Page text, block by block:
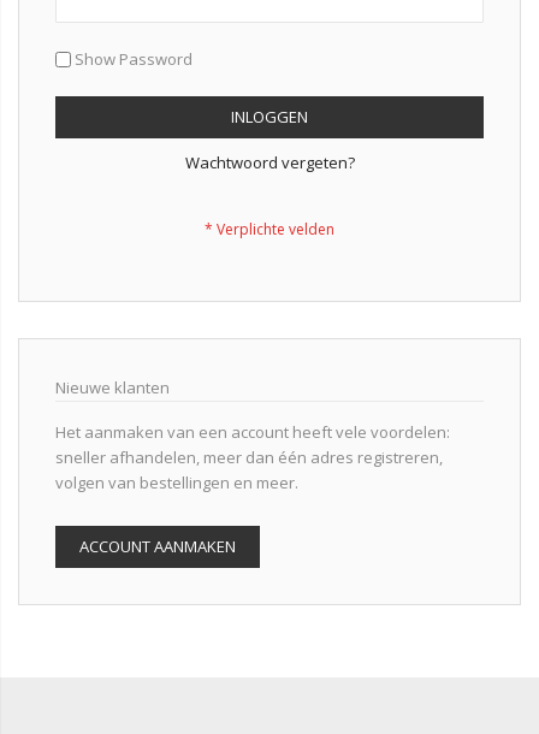
Show Password
INLOGGEN
Wachtwoord vergeten?
Nieuwe klanten
Het aanmaken van een account heeft vele voordelen:
sneller afhandelen, meer dan één adres registreren,
volgen van bestellingen en meer.
ACCOUNT AANMAKEN